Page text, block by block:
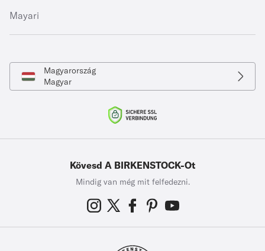
Mayari
Magyarország
Magyar
Kövesd A BIRKENSTOCK-Ot
Mindig van még mit felfedezni.